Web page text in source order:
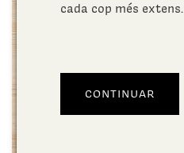
cada cop més extens.